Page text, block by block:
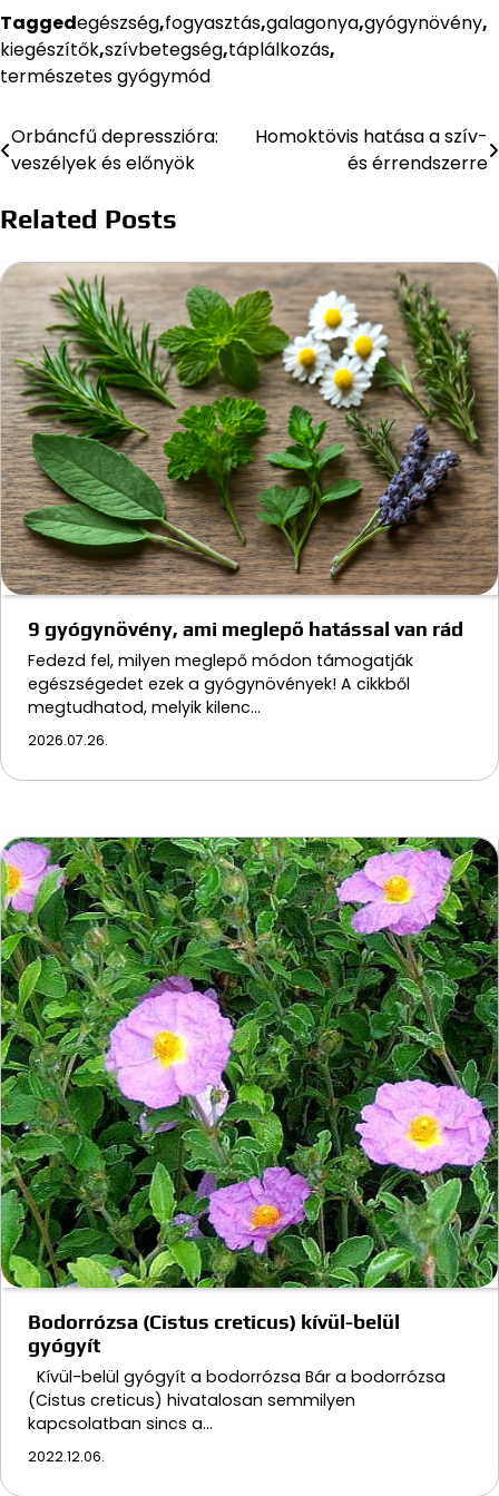
Taggedegészség,fogyasztás,galagonya,gyógynövény,
kiegészítők,szívbetegség,táplálkozás,
természetes gyógymód
Bejegyzés
navigáció
Orbáncfű depresszióra:
veszélyek és előnyök
Homoktövis hatása a szív-
és érrendszerre
Related Posts
9 gyógynövény, ami meglepő hatással van rád
Fedezd fel, milyen meglepő módon támogatják
egészségedet ezek a gyógynövények! A cikkből
megtudhatod, melyik kilenc…
2026.07.26.
Bodorrózsa (Cistus creticus) kívül-belül
gyógyít
Kívül-belül gyógyít a bodorrózsa Bár a bodorrózsa
(Cistus creticus) hivatalosan semmilyen
kapcsolatban sincs a…
2022.12.06.